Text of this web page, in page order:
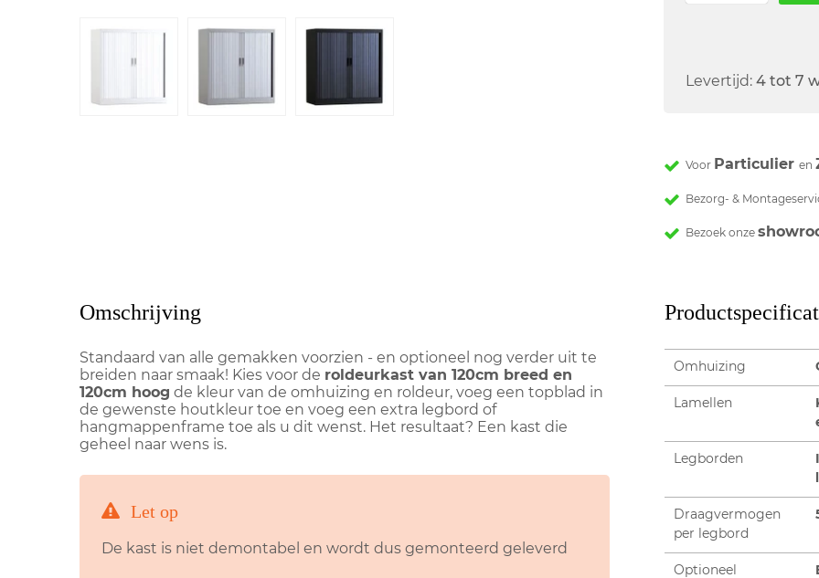
Levertijd:4 tot 7
Voor Particulieren
Bezorg- &
Bezoek onze
Omschrijving
Standaard van alle gemakken voorzien - en optioneel nog verder uit te
breiden naar smaak! Kies voor de roldeurkast van 120cm breed en
120cm hoog de kleur van de omhuizing en roldeur, voeg een topblad in
de gewenste houtkleur toe en voeg een extra legbord of
hangmappenframe toe als u dit wenst. Het resultaat? Een kast die
geheel naar wens is.
Let op
De kast is niet demontabel en wordt dus gemonteerd geleverd
Omhuizing
Lamellen
Legborden
Draagvermogen
per legbord
Optioneel